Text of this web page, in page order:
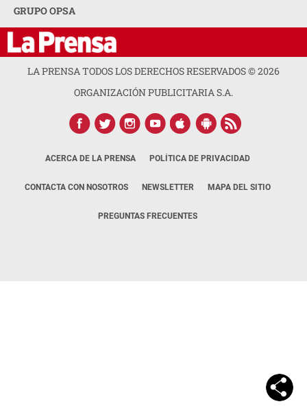
GRUPO OPSA
LA PRENSA TODOS LOS DERECHOS RESERVADOS ©2026
ORGANIZACIÓN PUBLICITARIA S.A.
ACERCA DE LA PRENSA POLÍTICA DE PRIVACIDAD
CONTACTA CON NOSOTROS NEWSLETTER MAPA DEL SITIO
PREGUNTAS FRECUENTES